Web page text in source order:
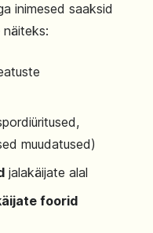
inimesed saaksid
näiteks:
muudatused)
jalakäijate alal
foorid